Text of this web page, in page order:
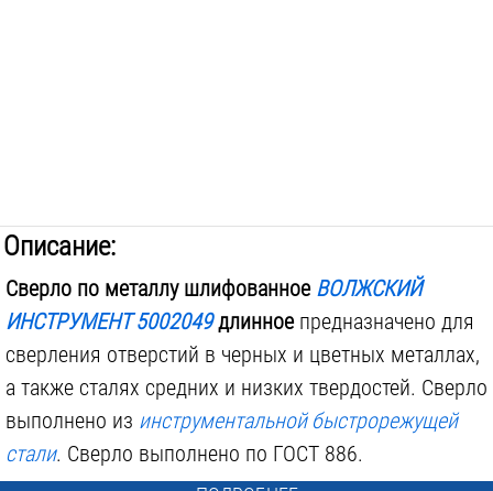
Описание:
Сверло по металлу шлифованное ВОЛЖСКИЙ
ИНСТРУМЕНТ 5002049длинноепредназначено для
сверления отверстий в черных и цветных металлах,
а также сталях средних и низких твердостей. Сверло
выполнено из инструментальной быстрорежущей
стали. Сверло выполнено по ГОСТ 886.